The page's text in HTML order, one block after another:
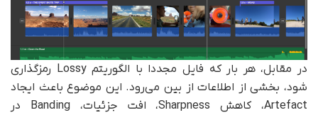
در مقابل، هر بار که فایل مجددا با الگوریتم Lossy رمزگذاری
شود، بخشی از اطلاعات از بین می‌رود. این موضوع باعث ایجاد
Artefact، کاهش Sharpness، افت جزئیات، Banding در